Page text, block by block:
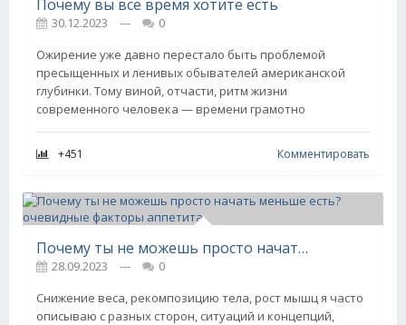
Почему вы все время хотите есть
30.12.2023 ---
0
Ожирение уже давно перестало быть проблемой
пресыщенных и ленивых обывателей американской
глубинки. Тому виной, отчасти, ритм жизни
современного человека — времени грамотно
+451 Комментировать
Почему ты не можешь просто начать меньше есть? очевидные факторы аппетита
28.09.2023 ---
0
Снижение веса, рекомпозицию тела, рост мышц я часто
описываю с разных сторон, ситуаций и концепций,